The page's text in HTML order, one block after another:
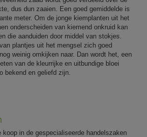
dus dun zaaien. Een goed gemiddelde is
meter. Om de jonge kiemplanten uit het
onderscheiden van kiemend onkruid kan
die aanduiden door middel van stokjes.
plantjes uit het mengsel zich goed
weinig omkijken naar. Dan wordt het, een
van de kleurrijke en uitbundige bloei
bekend en geliefd zijn.
koop in de gespecialiseerde handelszaken